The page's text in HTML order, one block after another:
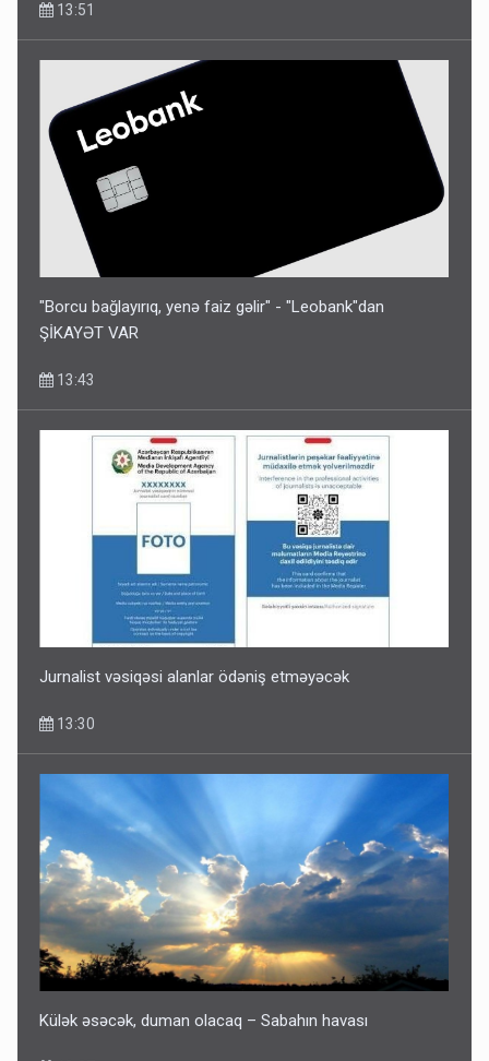
13:51
"Borcu bağlayırıq, yenə faiz gəlir" - "Leobank"dan
ŞİKAYƏT VAR
13:43
Jurnalist vəsiqəsi alanlar ödəniş etməyəcək
13:30
Külək əsəcək, duman olacaq – Sabahın havası